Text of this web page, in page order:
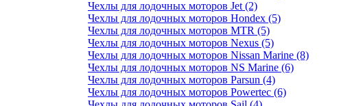
Чехлы для лодочных моторов Jet (2)
Чехлы для лодочных моторов Hondex (5)
Чехлы для лодочных моторов MTR (5)
Чехлы для лодочных моторов Nexus (5)
Чехлы для лодочных моторов Nissan Marine (8)
Чехлы для лодочных моторов NS Marine (6)
Чехлы для лодочных моторов Parsun (4)
Чехлы для лодочных моторов Powertec (6)